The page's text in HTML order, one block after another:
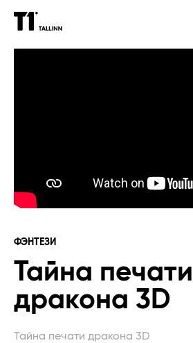
ФЭНТЕЗИ
Тайна печати
дракона 3D
Тайна печати дракона 3D